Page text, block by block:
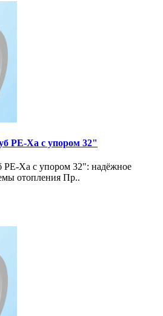
PE-Xa с упором 32"
PE-Xa с упором 32": надёжное
отопления Пр..